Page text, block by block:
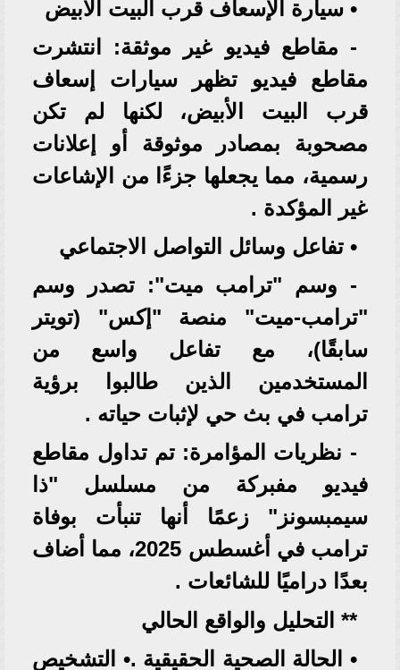
• سيارة الإسعاف قرب البيت الأبيض
- مقاطع فيديو غير موثقة: انتشرت
مقاطع فيديو تظهر سيارات إسعاف
قرب البيت الأبيض، لكنها لم تكن
مصحوبة بمصادر موثوقة أو إعلانات
رسمية، مما يجعلها جزءًا من الإشاعات
غير المؤكدة .
• تفاعل وسائل التواصل الاجتماعي
- وسم "ترامب ميت": تصدر وسم
"ترامب-ميت" منصة "إكس" (تويتر
سابقًا)، مع تفاعل واسع من
المستخدمين الذين طالبوا برؤية
ترامب في بث حي لإثبات حياته .
- نظريات المؤامرة: تم تداول مقاطع
فيديو مفبركة من مسلسل "ذا
سيمبسونز" زعمًا أنها تنبأت بوفاة
ترامب في أغسطس 2025، مما أضاف
بعدًا دراميًا للشائعات .
** التحليل والواقع الحالي
• الحالة الصحية الحقيقية .• التشخيص